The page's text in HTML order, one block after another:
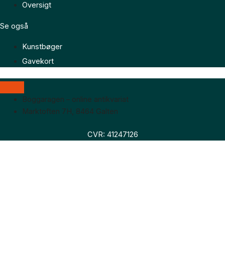
Oversigt
Se også
Kunstbøger
Gavekort
Boggaragen – online antikvariat
Marktoften 7H, 8464 Galten
CVR: 41247126